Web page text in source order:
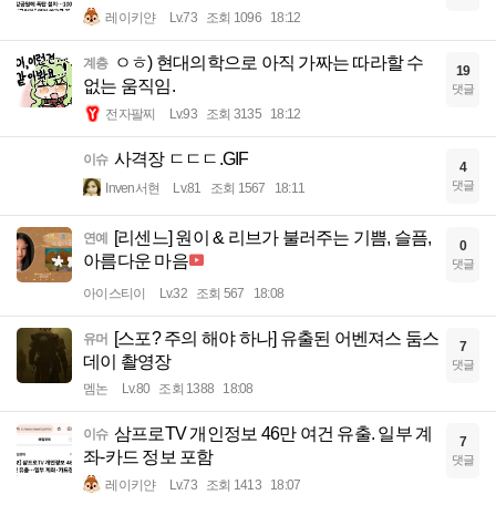
레이키얀 Lv.73 조회 1096 18:12
계층
ㅇㅎ) 현대의학으로 아직 가짜는 따라할 수
없는 움직임.
전자팔찌 Lv.93 조회 3135 18:12
19
댓글
이슈 사격장 ㄷㄷㄷ.GIF
Inven서현 Lv.81 조회 1567 18:11
4
댓글
연예 [리센느] 원이 & 리브가 불러주는 기쁨, 슬픔,
아름다운 마음
아이스티이 Lv.32 조회 567 18:08
0
댓글
유머 [스포? 주의 해야 하나] 유출된 어벤져스 둠스
데이 촬영장
멤논 Lv.80 조회 1388 18:08
7
댓글
이슈 삼프로TV 개인정보 46만 여건 유출. 일부 계
좌-카드 정보 포함
레이키얀 Lv.73 조회 1413 18:07
7
댓글